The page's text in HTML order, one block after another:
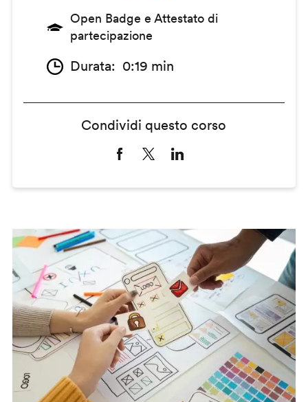
Open Badge e Attestato di
partecipazione
Durata 0:19 min
Condividi questo corso